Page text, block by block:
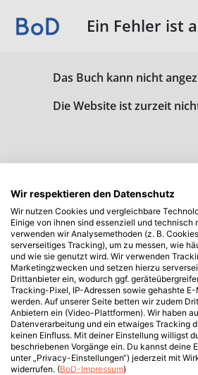
Ein Fehler ist
Das Buch kann nicht
Die Website ist zurzeit
Wir respektieren den Datenschutz
Wir nutzen Cookies und vergleichbare
Einige von ihnen sind essenziell und technisch
verwenden wir Analysemethoden (z. B.
serverseitiges Tracking), um zu messen, wie
und wie sie genutzt wird. Wir verwenden
Marketingzwecken und setzen hierzu
Drittanbieter ein, wodurch ggf.
Tracking-Pixel, IP-Adressen sowie gehashte
werden. Auf unserer Seite betten wir zudem
Anbietern ein (Video-Plattformen). Wir haben
Datenverarbeitung und ein etwaiges Tracking
keinen Einfluss. Mit deiner Einstellung willigst
beschriebenen Vorgänge ein. Du kannst deine
unter „Privacy-Einstellungen“) jederzeit mit
widerrufen. (BoD-Impressum)